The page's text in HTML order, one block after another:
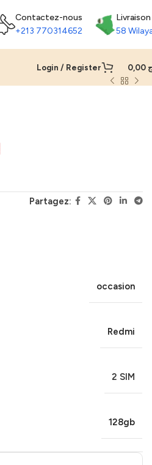
Contactez-nous
+213 770314652
Livraison
58
Login / Register
Partagez:
occasion
Redmi
2 SIM
128gb